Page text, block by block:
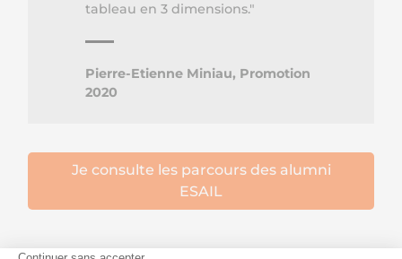
tableau en 3 dimensions."
Pierre-Etienne Miniau, Promotion
2020
Je consulte les parcours des alumni
ESAIL